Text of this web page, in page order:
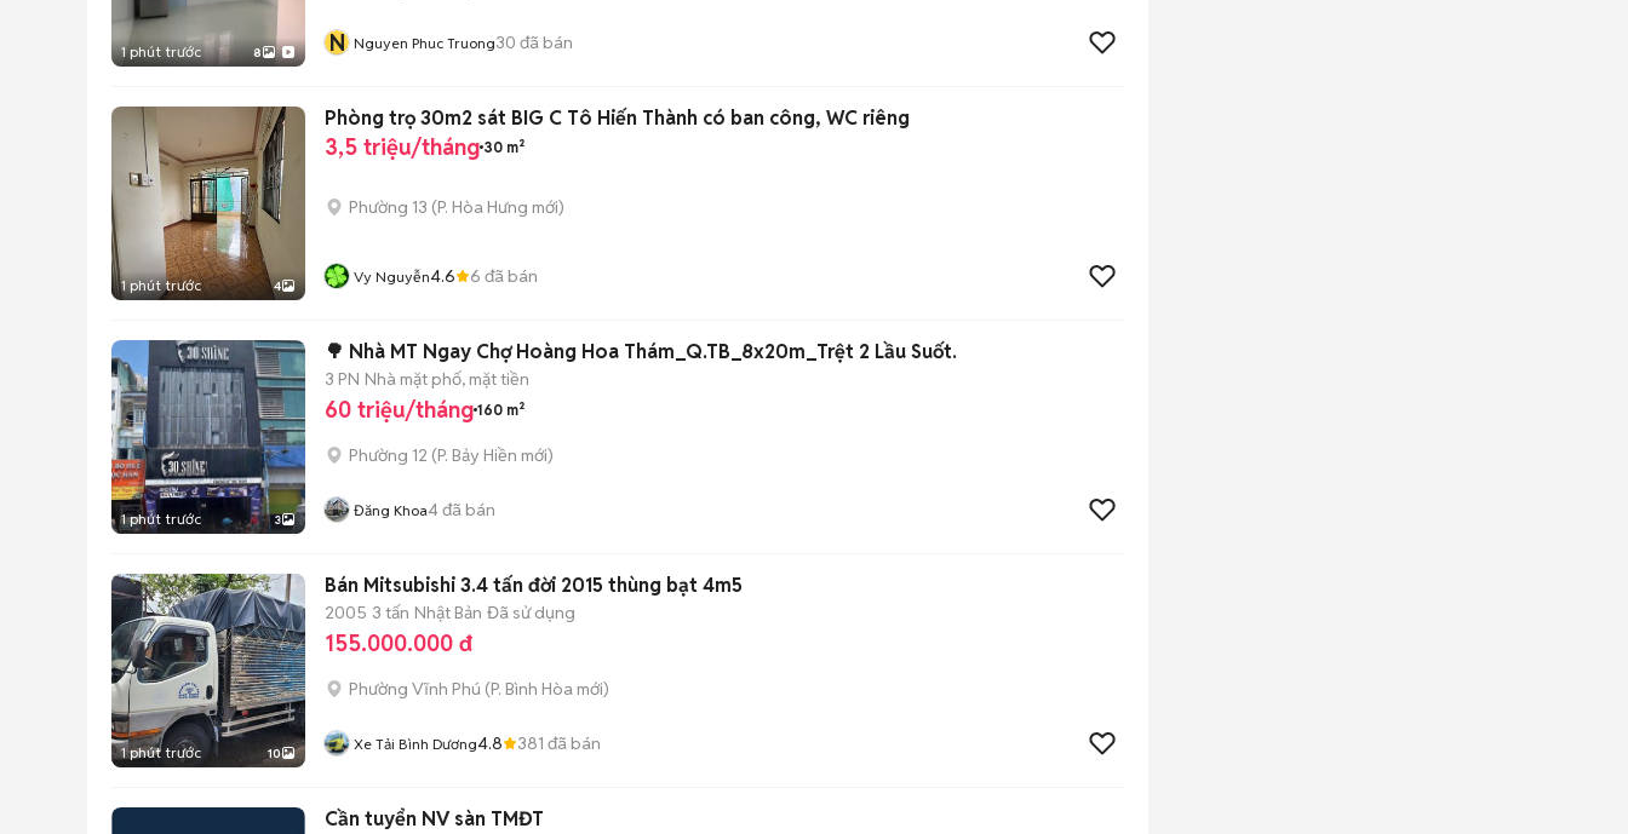
1 phút trước 8 N Nguyen Phuc Truong30 đã bán
1 phút trước 4
Phòng trọ 30m2 sát BIG C Tô Hiến Thành có ban công, WC riêng
3,5 triệu/tháng 30 m²
Phường 13 (P. Hòa Hưng mới)
Vy Nguyễn4.6 6 đã bán
1 phút trước 3
🌳 Nhà MT Ngay Chợ Hoàng Hoa Thám_Q.TB_8x20m_Trệt 2 Lầu Suốt.
3 PN Nhà mặt phố, mặt tiền
60 triệu/tháng 160 m²
Phường 12 (P. Bảy Hiền mới)
Đăng Khoa4đã bán
1 phút trước 10
Bán Mitsubishi 3.4 tấn đời 2015 thùng bạt 4m5
2005 3 tấn Nhật Bản Đã sử dụng
155.000.000 đ
Phường Vĩnh Phú (P. Bình Hòa mới)
Xe Tải Bình Dương4.8 381 đã bán
Cần tuyển NV sàn TMĐT